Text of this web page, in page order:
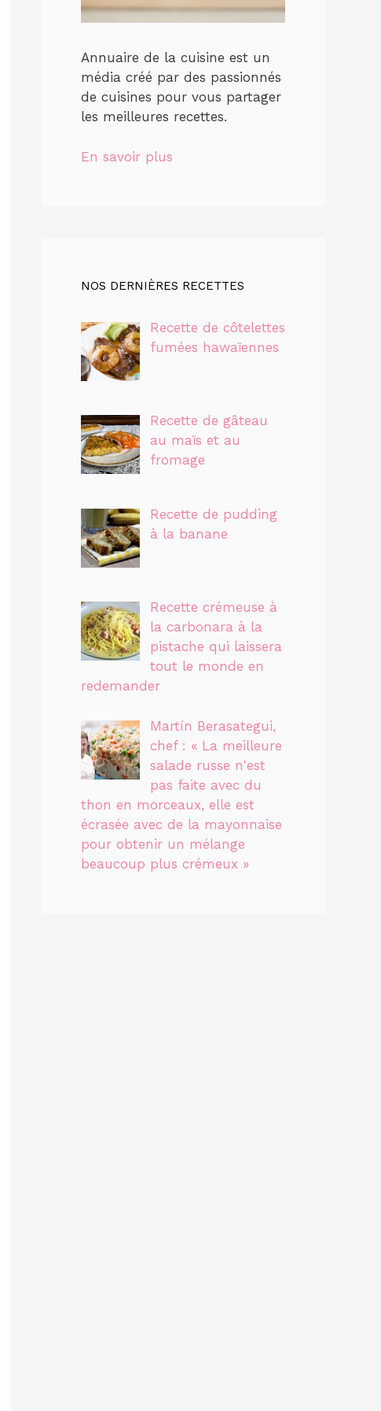
Annuaire de la cuisine est un
média créé par des passionnés
de cuisines pour vous partager
les meilleures recettes.
En savoir plus
NOS DERNIÈRES RECETTES
Recette de côtelettes
fumées hawaïennes
Recette de gâteau
au maïs et au
fromage
Recette de pudding
à la banane
Recette crémeuse à
la carbonara à la
pistache qui laissera
tout le monde en
redemander
Martín Berasategui,
chef : « La meilleure
salade russe n'est
pas faite avec du
thon en morceaux, elle est
écrasée avec de la mayonnaise
pour obtenir un mélange
beaucoup plus crémeux »